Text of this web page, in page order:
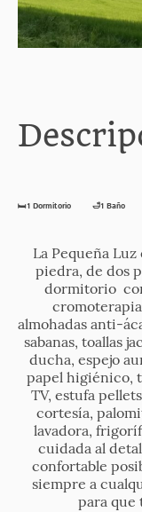
🛏️1 Dormitorio 🛁1 Baño
La Pequeña
piedra, de dos
dormitorio
almohadas anti-
sabanas, toallas
ducha, espejo
papel higiénico,
TV, estufa
cortesía,
lavadora,
cuidada al
confortable
siempre a
para que